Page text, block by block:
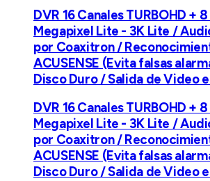
DVR 16 Canales TURBOHD +
Megapixel Lite - 3K Lite /
por Coaxitron /
ACUSENSE (Evita falsas
Disco Duro / Salida de Video
DVR 16 Canales TURBOHD +
Megapixel Lite - 3K Lite /
por Coaxitron /
ACUSENSE (Evita falsas
Disco Duro / Salida de Video